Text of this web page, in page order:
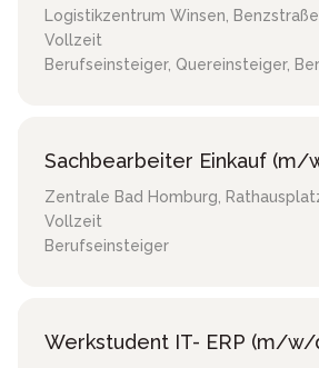
Logistikzentrum Winsen,
Vollzeit
Berufseinsteiger, Quereinsteiger,
Sachbearbeiter Einkauf (m/
Zentrale Bad Homburg,
Vollzeit
Berufseinsteiger
Werkstudent IT- ERP (m/w/